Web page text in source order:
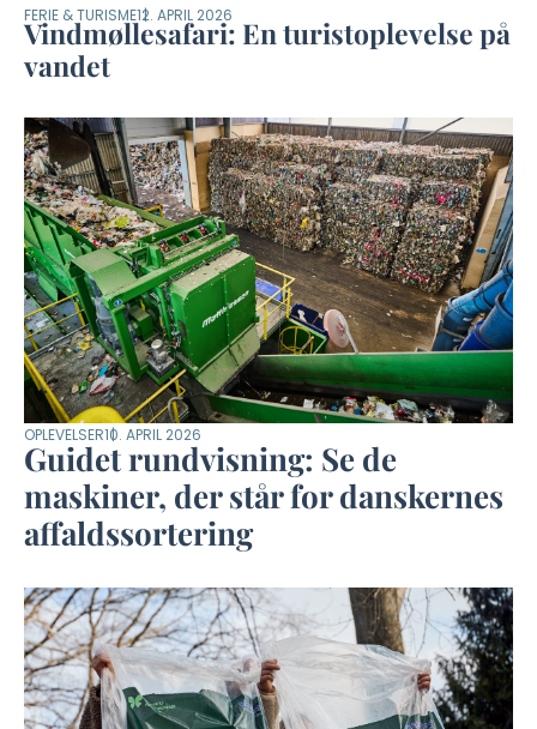
FERIE & TURISME12. APRIL 2026
Vindmøllesafari: En turistoplevelse på
vandet
OPLEVELSER10. APRIL 2026
Guidet rundvisning: Se de
maskiner, der står for danskernes
affaldssortering